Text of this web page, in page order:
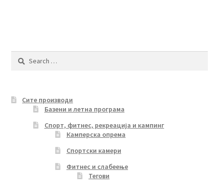
Search
Сите производи
Базени и летна програма
Спорт, фитнес, рекреација и кампинг
Камперска опрема
Спортски камери
Фитнес и слабеење
Тегови